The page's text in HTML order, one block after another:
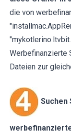
die von
Werbefinanzierte
Dateien zur
Suchen